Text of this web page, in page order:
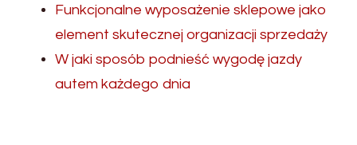
Funkcjonalne wyposażenie sklepowe jako
element skutecznej organizacji sprzedaży
W jaki sposób podnieść wygodę jazdy
autem każdego dnia